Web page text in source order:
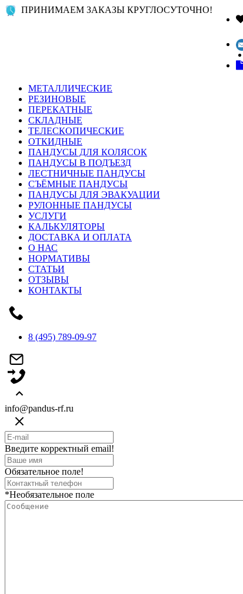
ПРИНИМАЕМ ЗАКАЗЫ КРУГЛОСУТОЧНО!
МЕТАЛЛИЧЕСКИЕ
РЕЗИНОВЫЕ
ПЕРЕКАТНЫЕ
СКЛАДНЫЕ
ТЕЛЕСКОПИЧЕСКИЕ
ОТКИДНЫЕ
ПАНДУСЫ ДЛЯ КОЛЯСОК
ПАНДУСЫ В ПОДЪЕЗД
ЛЕСТНИЧНЫЕ ПАНДУСЫ
СЪЁМНЫЕ ПАНДУСЫ
ПАНДУСЫ ДЛЯ ЭВАКУАЦИИ
РУЛОННЫЕ ПАНДУСЫ
УСЛУГИ
КАЛЬКУЛЯТОРЫ
ДОСТАВКА И ОПЛАТА
О НАС
НОРМАТИВЫ
СТАТЬИ
ОТЗЫВЫ
КОНТАКТЫ
8 (495) 789-09-97
info@pandus-rf.ru
Введите корректный email!
Обязательное поле!
*Необязательное поле